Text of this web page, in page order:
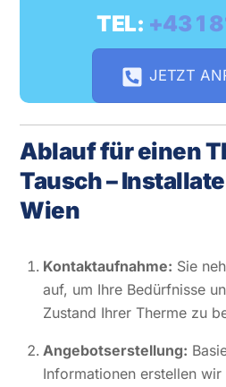
TEL: +43 1
JETZT
Ablauf für einen
Tausch –
Wien
Kontaktaufnahme: Sie
auf, um Ihre Bedürfnisse
Zustand Ihrer Therme zu
Angebotserstellung:
Informationen erstellen